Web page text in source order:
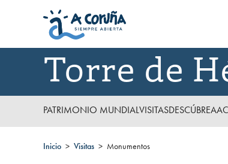
Torre de
PATRIMONIO MUNDIALVISITASDESCÚBREA
Inicio Visitas Monumentos